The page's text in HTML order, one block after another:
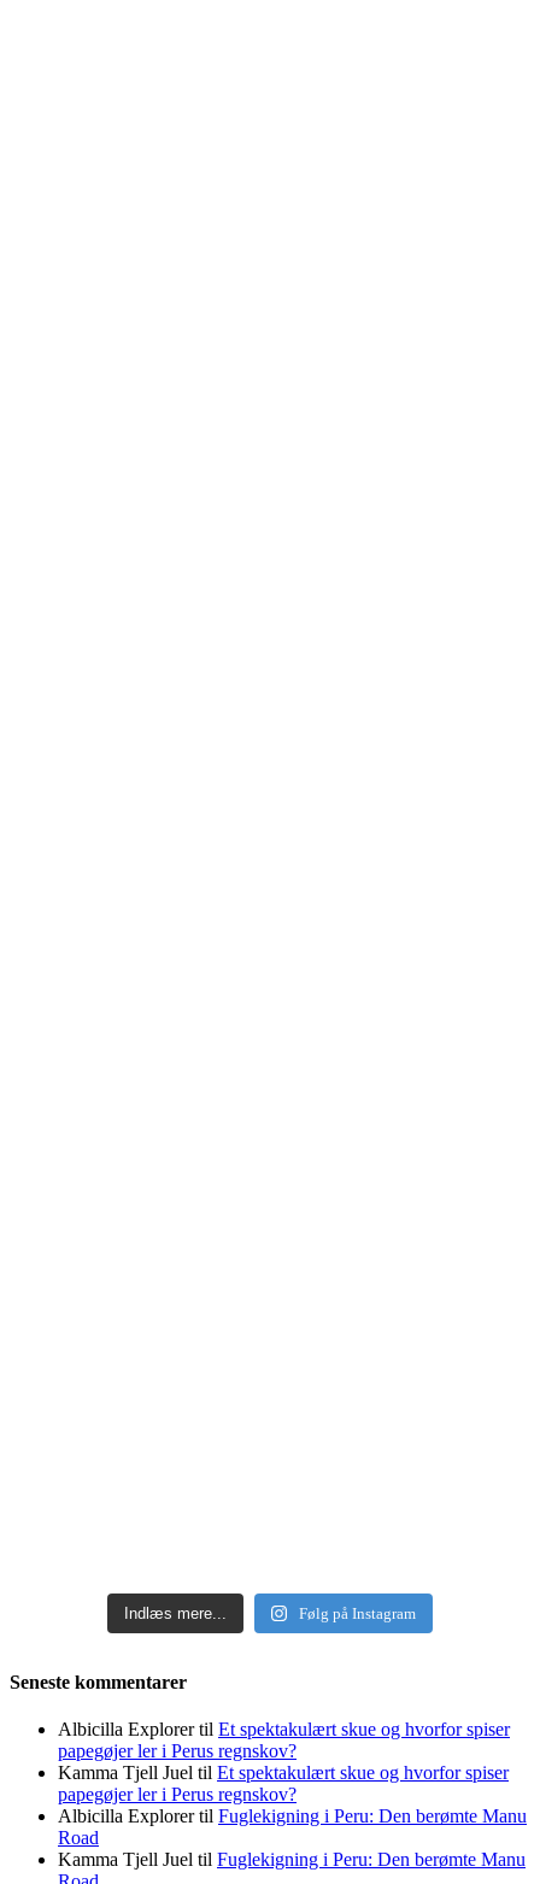
Indlæs mere... Følg på Instagram
Seneste kommentarer
Albicilla Explorertil Et spektakulært skue og hvorfor spiser
papegøjer ler i Perus regnskov?
Kamma Tjell Juel til Et spektakulært skue og hvorfor spiser
papegøjer ler i Perus regnskov?
Albicilla Explorertil Fuglekigning i Peru: Den berømte Manu
Road
Kamma Tjell Juel til Fuglekigning i Peru: Den berømte Manu